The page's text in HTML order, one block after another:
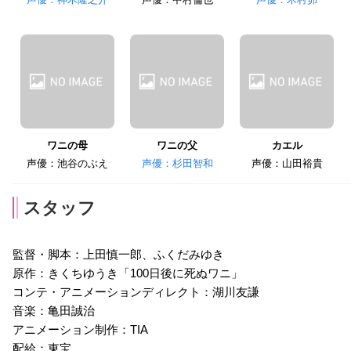
ワニの母
声優：池谷のぶえ
ワニの父
声優：杉田智和
カエル
声優：山田裕貴
スタッフ
監督・脚本：上田慎一郎、ふくだみゆき
原作：きくちゆうき「100日後に死ぬワニ」
コンテ・アニメーションディレクト：湖川友謙
音楽：亀田誠治
アニメーション制作：TIA
配給：東宝